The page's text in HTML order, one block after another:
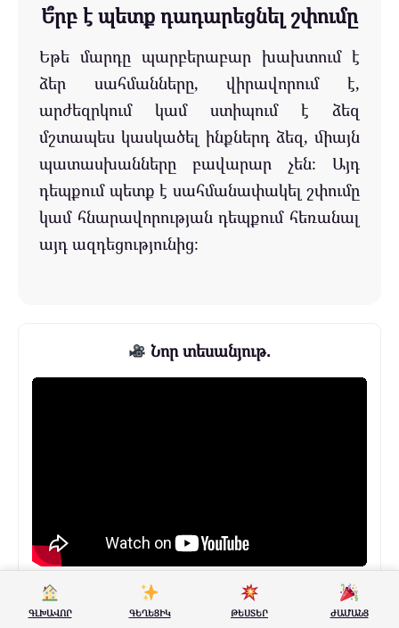
Ե՞րբ է պետք դադարեցնել շփումը
Եթե մարդը պարբերաբար խախտում է
ձեր սահմանները, վիրավորում է,
արժեզրկում կամ ստիպում է ձեզ
մշտապես կասկածել ինքներդ ձեզ, միայն
պատասխանները բավարար չեն։ Այդ
դեպքում պետք է սահմանափակել շփումը
կամ հնարավորության դեպքում հեռանալ
այդ ազդեցությունից։
Նոր տեսանյութ.
Բաժանորդագրվեք մեր ալիքին
ԳԼԽԱՎՈՐ ԳԵՂԵՑԻԿ ԹԵՍՏԵՐ ԺԱՄԱՆՑ